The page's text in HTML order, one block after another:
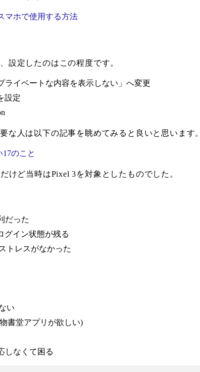
マホで使用する方法
設定したのはこの程度です。
ライベートな内容を表示しない」へ変更
設定
な人は以下の記事を眺めてみると良いと思います。
のこと
けど当時はPixel 3を対象としたものでした。
だった
グイン状態が残る
トレスがなかった
い
書堂アプリが欲しい)
しなくて困る